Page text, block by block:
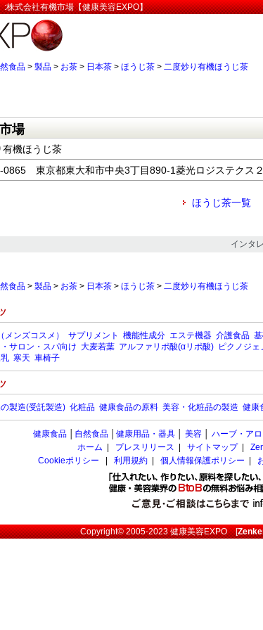
:株式会社有機市場【健康美容EXPO】
食品 > 製品 > お茶 > 日本茶 > ほうじ茶 > 二度炒り有機ほうじ茶
場
有機ほうじ茶
0865 東京都東大和市中央3丁目890-1菱光ロジステクス
ほうじ茶一覧
インタ
食品 > 製品 > お茶 > 日本茶 > ほうじ茶 > 二度炒り有機ほうじ茶
メンズコスメ） サプリメント 機能性成分 エステ機器 介護食品
サロン・スパ向け 大麦若葉 アルファリポ酸(αリポ酸) ピクノジェ
寒天 車椅子
製造(受託製造) 化粧品 健康食品の原料 美容・化粧品の製造 健康
健康食品 自然食品 健康用品・器具 美容 ハーブ・ア
ホーム
プレスリリース サイトマップ|
Cookieポリシー
利用規約 個人情報保護ポリシー
Copyright© 2005-2023健康美容EXPO[